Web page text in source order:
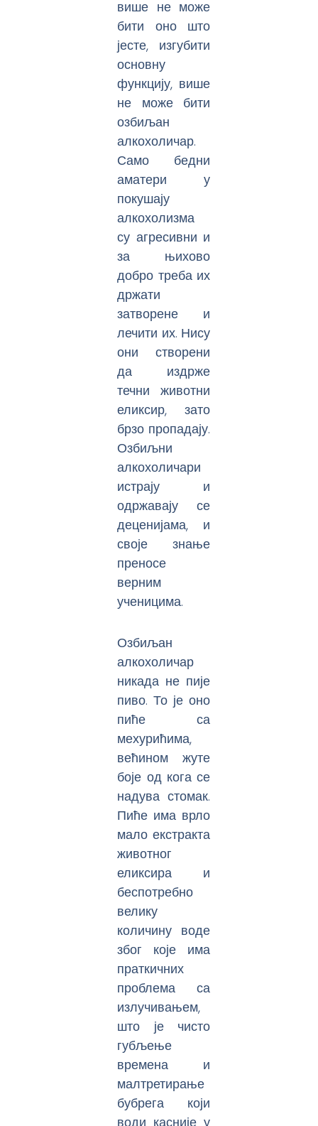
више не може
бити оно што
јесте, изгубити
основну
функцију, више
не може бити
озбиљан
алкохоличар.
Само бедни
аматери у
покушају
алкохолизма
су агресивни и
за њихово
добро треба их
држати
затворене и
лечити их. Нису
они створени
да издрже
течни животни
еликсир, зато
брзо пропадају.
Озбиљни
алкохоличари
истрају и
одржавају се
деценијама, и
своје знање
преносе
верним
ученицима.
Озбиљан
алкохоличар
никада не пије
пиво. То је оно
пиће са
мехурићима,
већином жуте
боје од кога се
надува стомак.
Пиће има врло
мало екстракта
животног
еликсира и
беспотребно
велику
количину воде
због које има
праткичних
проблема са
излучивањем,
што је чисто
губљење
времена и
малтретирање
бубрега који
води касније у